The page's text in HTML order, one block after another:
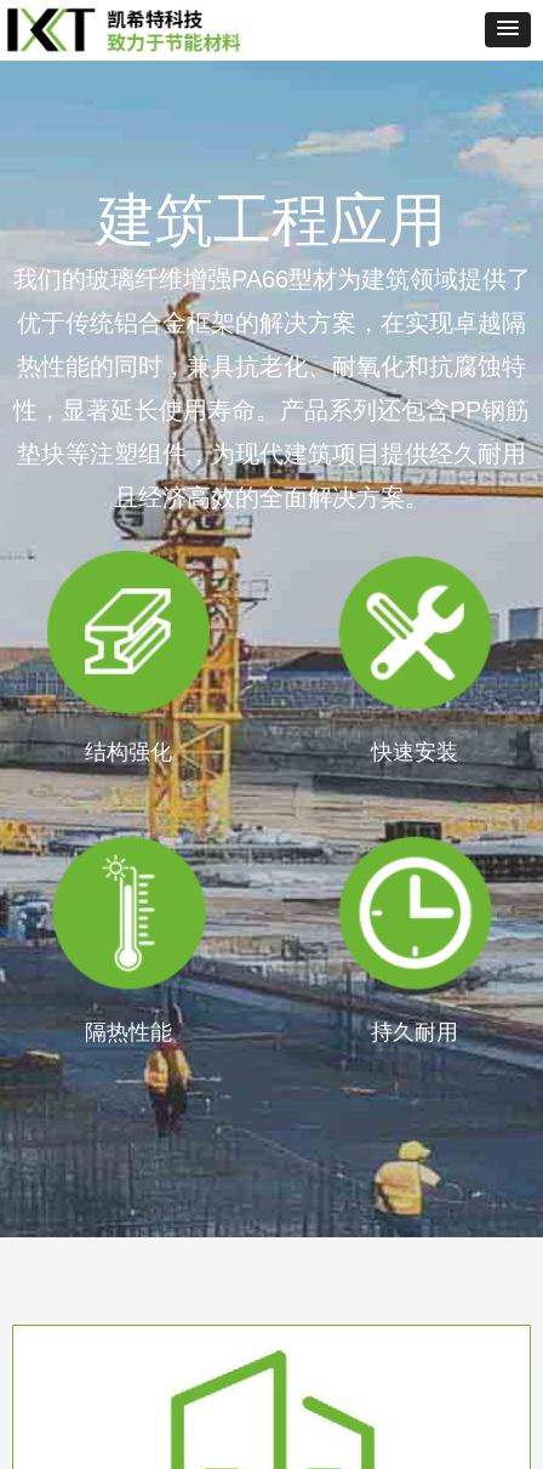
建筑工程应用
我们的玻璃纤维增强PA66型材为建筑领域提供了
优于传统铝合金框架的解决方案，在实现卓越隔
热性能的同时，兼具抗老化、耐氧化和抗腐蚀特
性，显著延长使用寿命。产品系列还包含PP钢筋
垫块等注塑组件，为现代建筑项目提供经久耐用
且经济高效的全面解决方案。
结构强化 快速安装
隔热性能 持久耐用